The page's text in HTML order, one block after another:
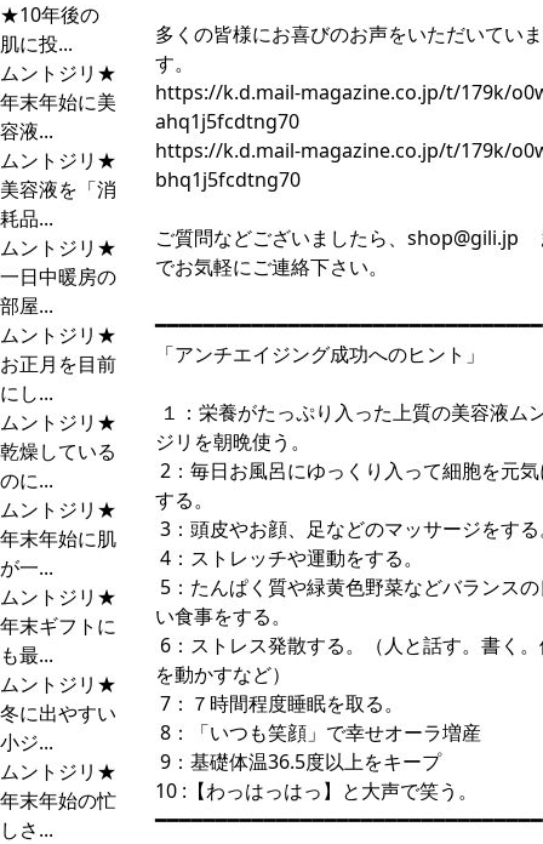
★10年後の
肌に投...
ムントジリ★
年末年始に美
容液...
ムントジリ★
美容液を「消
耗品...
ムントジリ★
一日中暖房の
部屋...
ムントジリ★
お正月を目前
にし...
ムントジリ★
乾燥している
のに...
ムントジリ★
年末年始に肌
が一...
ムントジリ★
年末ギフトに
も最...
ムントジリ★
冬に出やすい
小ジ...
ムントジリ★
年末年始の忙
しさ...
多くの皆様にお喜びのお声をいただいていま
す。
https://k.d.mail-magazine.co.jp/t/179k/
ahq1j5fcdtng70
https://k.d.mail-magazine.co.jp/t/179k/
bhq1j5fcdtng70
ご質問などございましたら、 shop@gili.jp
でお気軽にご連絡下さい。
「アンチエイジング成功へのヒント」
１：栄養がたっぷり入った上質の美容液ム
ジリを朝晩使う。
2：毎日お風呂にゆっくり入って細胞を元
する。
3：頭皮やお顔、足などのマッサージをす
4：ストレッチや運動をする。
5：たんぱく質や緑黄色野菜などバランス
い食事をする。
6：ストレス発散する。（人と話す。書く
を動かすなど）
7：７時間程度睡眠を取る。
8：「いつも笑顔」で幸せオーラ増産
9：基礎体温36.5度以上をキープ
10 :【わっはっはっ】と大声で笑う。